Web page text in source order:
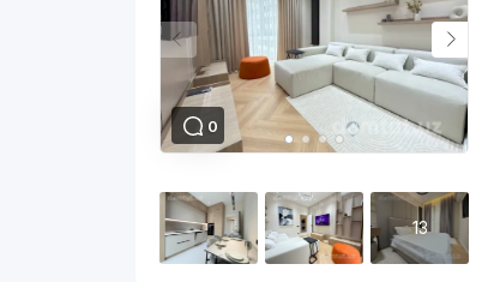
0
13